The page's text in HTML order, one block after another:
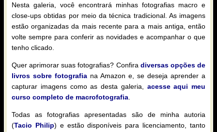
Nesta galeria, você encontrará minhas fotografias macro e
close-ups obtidas por meio da técnica tradicional. As imagens
estão organizadas da mais recente para a mais antiga, então
volte sempre para conferir as novidades e acompanhar o que
tenho clicado.
Quer aprimorar suas fotografias? Confira diversas opções de
livros sobre fotografia na Amazon e, se deseja aprender a
capturar imagens como as desta galeria, acesse aqui meu
curso completo de macrofotografia
Todas as fotografias apresentadas são de minha autoria
(Tacio Philip) e estão disponíveis para licenciamento, tanto